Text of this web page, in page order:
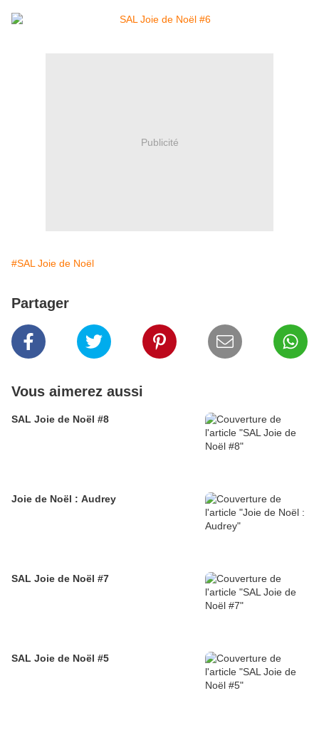
Publicité
#SAL Joie de Noël
Partager
Vous aimerez aussi
SAL Joie de Noël #8
Joie de Noël : Audrey
SAL Joie de Noël #7
SAL Joie de Noël #5